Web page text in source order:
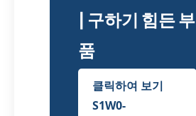
| 구하기 힘든 부
품
클릭하여 보기
S1W0-